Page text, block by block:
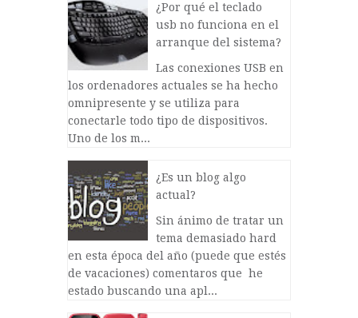
¿Por qué el teclado
usb no funciona en el
arranque del sistema?
Las conexiones USB en
los ordenadores actuales se ha hecho
omnipresente y se utiliza para
conectarle todo tipo de dispositivos.
Uno de los m...
¿Es un blog algo
actual?
Sin ánimo de tratar un
tema demasiado hard
en esta época del año (puede que estés
de vacaciones) comentaros que he
estado buscando una apl...